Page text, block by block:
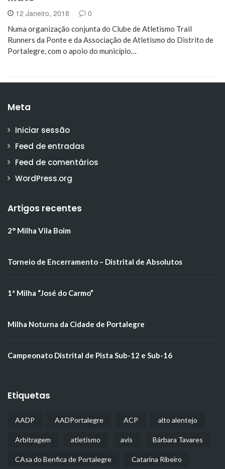
12 Janeiro, 2018 0
Numa organização conjunta do Clube de Atletismo Trail
Runners da Ponte e da Associação de Atletismo do Distrito de
Portalegre, com o apoio do município…
Meta
Iniciar sessão
Feed de entradas
Feed de comentários
WordPress.org
Artigos recentes
2° Milha Vila Boim
Torneio de Encerramento – Distrital de Absolutos
1ª Milha “José do Carmo”
Milha Noturna da Cidade de Portalegre
Campeonato Distrital de Pista Sub-12 e Sub-16
Etiquetas
AADP AADPortalegre ACP alto alentejo
Arbitragem atletismo avis Bárbara Tavares
CAsa do Benfica de Portalegre Catarina Ribeiro